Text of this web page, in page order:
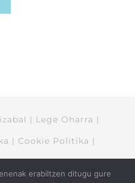
| Lege Oharra |
| Cookie Politika |
erabiltzen ditugu gure